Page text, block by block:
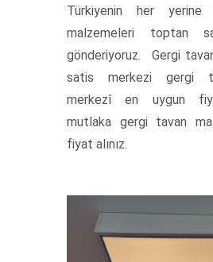
Türkiyenin her yerine
malzemeleri toptan
gönderiyoruz. Gergi
satis merkezi gergi
merkezî en uygun
mutlaka gergi tavan
fiyat alınız.